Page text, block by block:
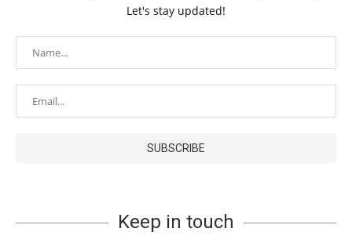
Let's stay updated!
Keep in touch